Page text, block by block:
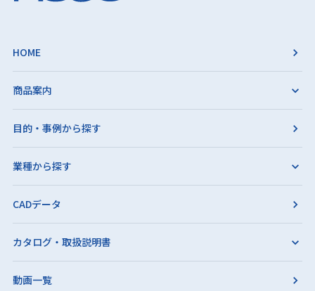
HOME
商品案内
目的・事例から探す
業種から探す
CADデータ
カタログ・取扱説明書
動画一覧